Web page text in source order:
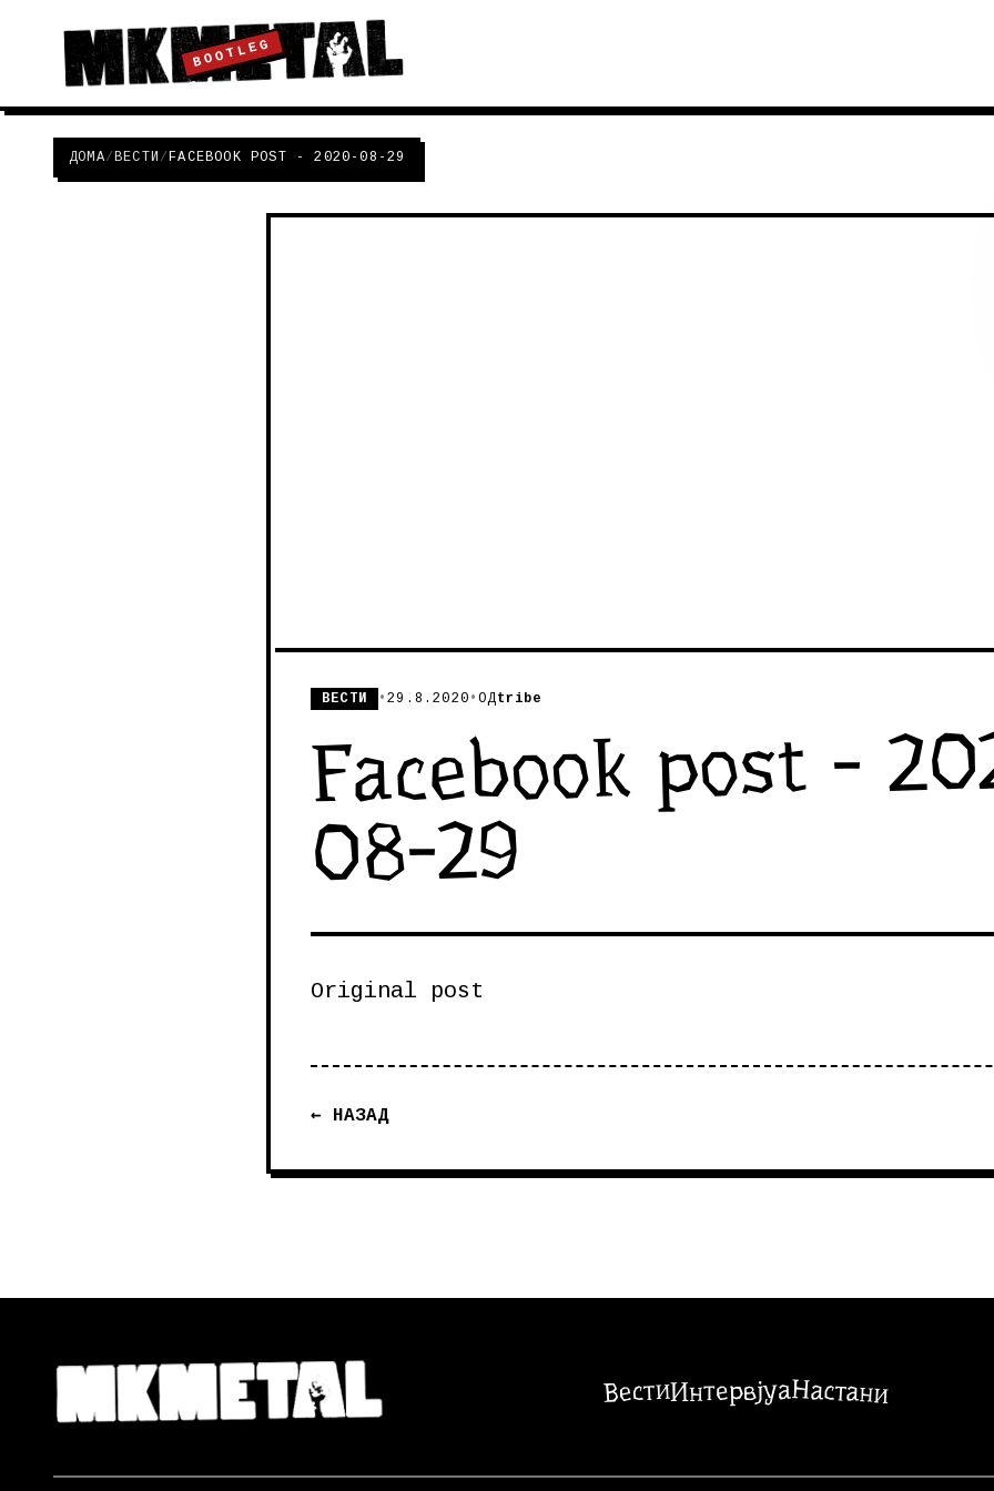
BOOTLEG
ДОМА/ВЕСТИ /FACEBOOK POST - 2020-08-29
ВЕСТИ •29.8.2020 •ОДtribe
Facebook post -
08-29
Original post
← НАЗАД
ВестиИнтервјуаНастани